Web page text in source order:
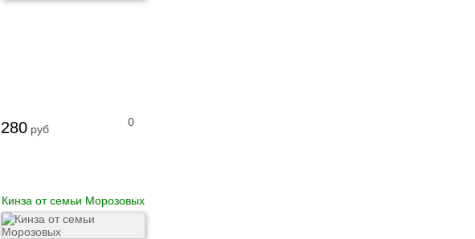
280 руб
0
Кинза от семьи Морозовых